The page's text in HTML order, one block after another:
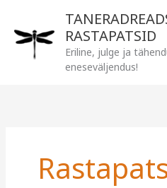
content
RASTAPATSID
Eriline, julge ja
eneseväljendus!